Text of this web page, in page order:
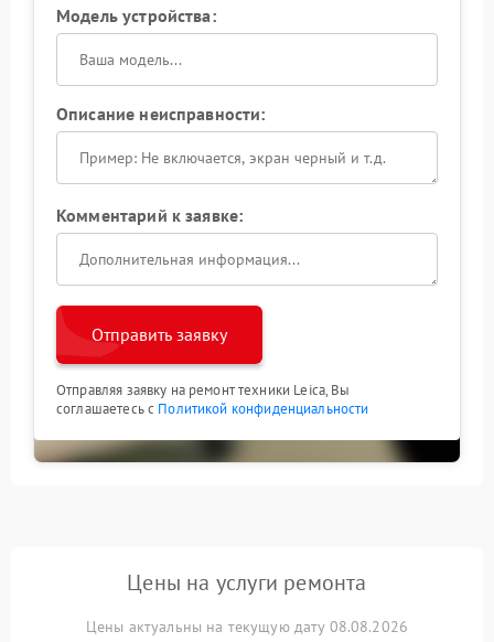
Модель устройства:
Описание неисправности:
Комментарий к заявке:
Отправить заявку
Отправляя заявку на ремонт техники Leica, Вы
соглашаетесь с Политикой конфиденциальности
Цены на услуги ремонта
Цены актуальны на текущую дату 08.08.2026